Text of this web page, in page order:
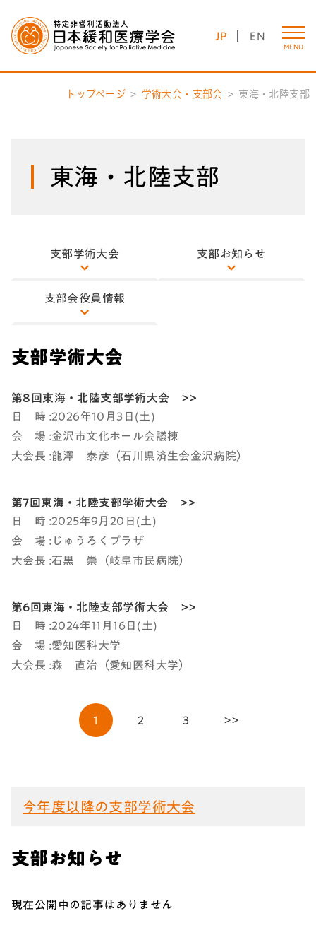
JP EN
MENU
トップページ 学術大会・支部会 東海・北陸支部
東海・北陸支部
支部学術大会 支部お知らせ
支部会役員情報
支部学術大会
第8回東海・北陸支部学術大会 >>
日 時 :2026年10月3日(土)
会 場 :金沢市文化ホール会議棟
大会長 :龍澤 泰彦（石川県済生会金沢病院）
第7回東海・北陸支部学術大会 >>
日 時 :2025年9月20日(土)
会 場 :じゅうろくプラザ
大会長 :石黒 崇（岐阜市民病院）
第6回東海・北陸支部学術大会 >>
日 時 :2024年11月16日(土)
会 場 :愛知医科大学
大会長 :森 直治（愛知医科大学）
1 2 3 >>
今年度以降の支部学術大会
支部お知らせ
現在公開中の記事はありません